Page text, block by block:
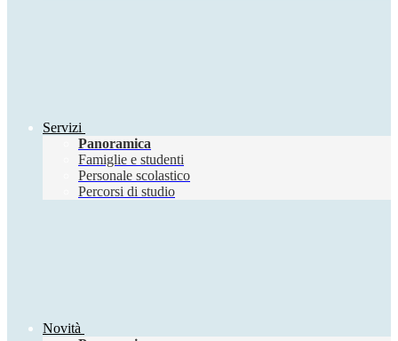
Servizi
Panoramica
Famiglie e studenti
Personale scolastico
Percorsi di studio
Novità